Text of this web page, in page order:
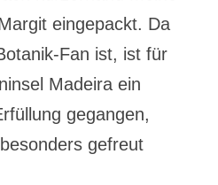
eingepackt. Da
Fan ist, ist für
Madeira ein
gegangen,
gefreut